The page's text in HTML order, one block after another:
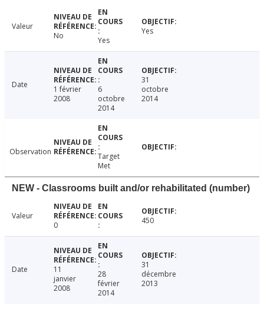
Valeur
No
Yes
Yes
Date
1 février
2008
6
octobre
2014
31
octobre
2014
Observation
Target
Met
NEW - Classrooms built and/or rehabilitated (number)
Valeur
0
450
Date
11
janvier
2008
28
février
2014
31
décembre
2013